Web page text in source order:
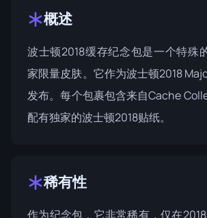
概述
波士顿2018缓存纪念包是一个特殊
家限量皮肤。它作为波士顿2018
发布。每个包裹包含来自Cache
配有独家的波士顿2018贴纸。
稀有性
作为纪念包，它非常稀有，仅在